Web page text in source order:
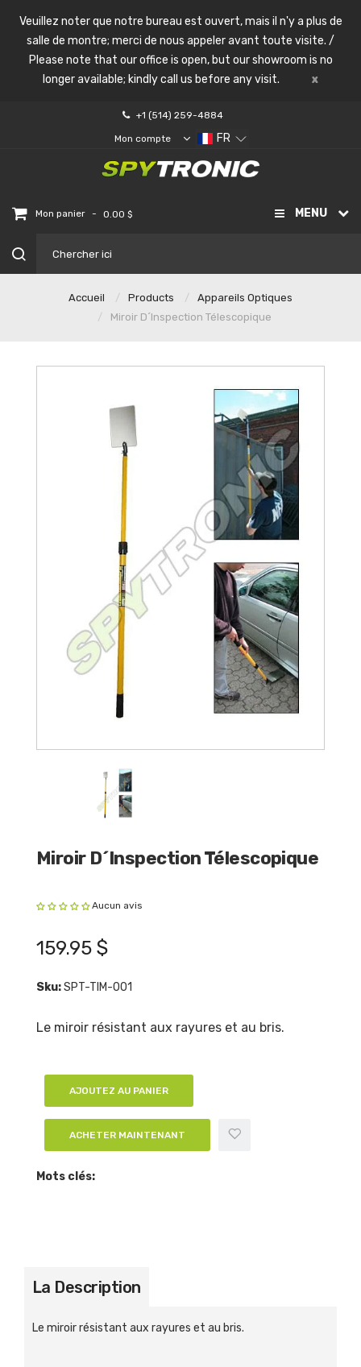
Veuillez noter que notre bureau est ouvert, mais il n'y a plus de
salle de montre; merci de nous appeler avant toute visite. /
Please note that our office is open, but our showroom is no
longer available; kindly call us before any visit.
x
+1 (514) 259-4884
Mon compte FR
MENU
Mon panier - 0.00 $
Accueil Products
Appareils Optiques
Miroir D´inspection Télescopique
Miroir D´inspection Télescopique
Aucun avis
159.95 $
Sku:SPT-TIM-001
Le miroir résistant aux rayures et au bris.
AJOUTEZ AU PANIER
ACHETER MAINTENANT
Mots clés:
La Description
Le miroir résistant aux rayures et au bris.